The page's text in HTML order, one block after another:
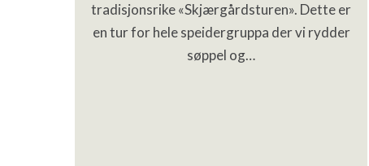
tradisjonsrike «Skjærgårdsturen». Dette er
en tur for hele speidergruppa der vi rydder
søppel og…